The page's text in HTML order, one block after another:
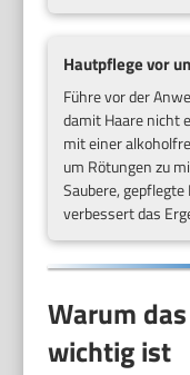
Hautpflege vor
Führe vor der
damit Haare nicht
mit einer
um Rötungen zu
Saubere,
verbessert das
Warum
wichtig ist